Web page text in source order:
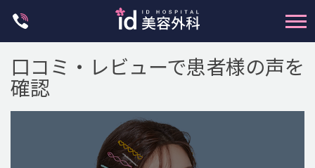
口コミ・レビューで患者様の声を
確認